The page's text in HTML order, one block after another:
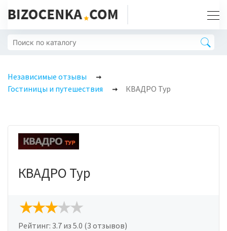
Независимые отзывы
Гостиницы и путешествия
КВАДРО Тур
КВАДРО Тур
Рейтинг: 3.7 из 5.0 (3 отзывов)